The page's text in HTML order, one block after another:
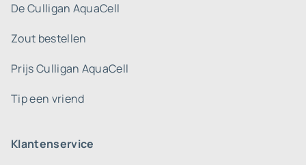
De Culligan AquaCell
Zout bestellen
Prijs Culligan AquaCell
Tip een vriend
Klantenservice